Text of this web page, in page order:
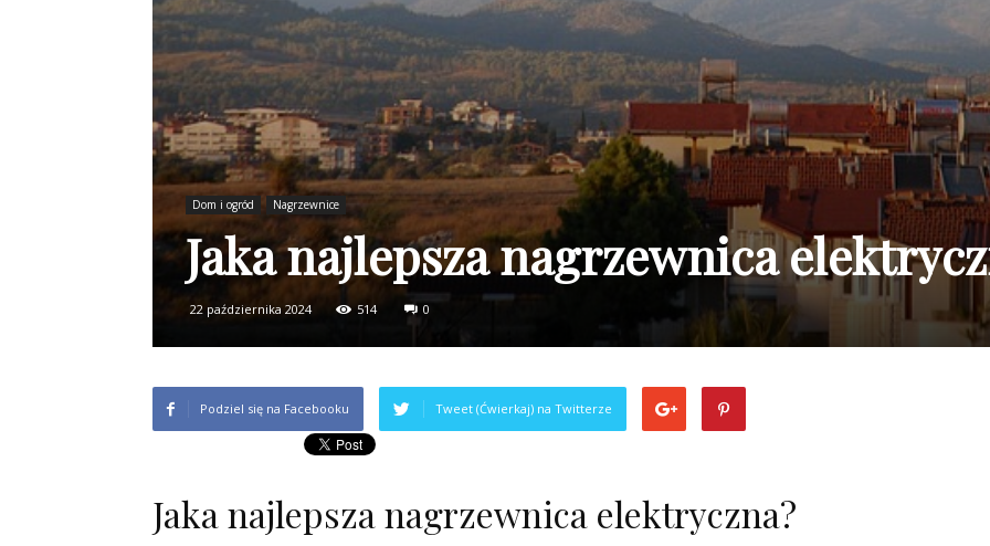
Dom i ogród Nagrzewnice
Jaka najlepsza nagrzewnica
22 października 2024 514 0
Podziel się na Facebooku Tweet (Ćwierkaj) na Twitterze
Jaka najlepsza nagrzewnica elektryczna?